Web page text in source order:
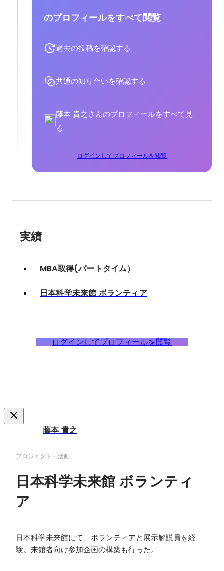
のプロフィールをすべて閲覧
過去の投稿を確認する
共通の知り合いを確認する
藤本 貴之さんのプロフィールをすべて見
る
ログインしてプロフィールを閲覧
実績
MBA取得(パートタイム）
日本科学未来館 ボランティア
ログインしてプロフィールを閲覧
藤本 貴之
プロジェクト・活動
日本科学未来館 ボランティ
ア
日本科学未来館にて、ボランティアと展示解説員を経
験。来館者向け参加企画の構築も行った。